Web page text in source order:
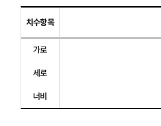
치수항목
가로
세로
너비